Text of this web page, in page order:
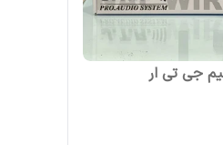
جی تی ار